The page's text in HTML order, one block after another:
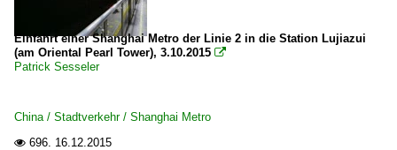
Einfahrt einer Shanghai Metro der Linie 2 in die Station Lujiazui
(am Oriental Pearl Tower), 3.10.2015 
Patrick Sesseler
China / Stadtverkehr / Shanghai Metro
 696. 16.12.2015